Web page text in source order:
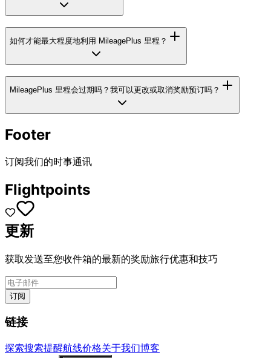
如何才能最大程度地利用 MileagePlus 里程？
MileagePlus 里程会过期吗？我可以更改或取消奖励预订吗？
Footer
订阅我们的时事通讯
Flightpoints
更新
获取发送至您收件箱的最新的奖励旅行优惠和技巧
订阅
链接
探索搜索提醒航线价格关于我们博客